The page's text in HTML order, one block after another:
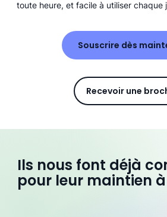
toute heure, et facile à utiliser chaque
Souscrire dès
Ils nous font déjà
pour leur maintien